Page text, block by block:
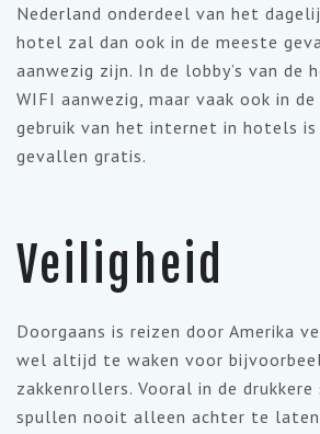
Nederland onderdeel van het
hotel zal dan ook in de meeste
aanwezig zijn. In de lobby’s van de
WIFI aanwezig, maar vaak ook in
gebruik van het internet in hotels is
gevallen gratis.
Veiligheid
Doorgaans is reizen door Amerika
wel altijd te waken voor
zakkenrollers. Vooral in de
spullen nooit alleen achter te